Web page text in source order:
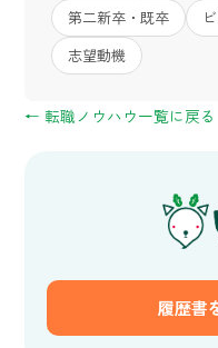
第二新卒・既卒
志望動機
← 転職ノウハウ一覧に戻る
履歴書